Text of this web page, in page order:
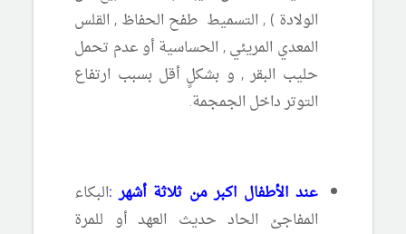
الولادة ) , التسميط طفح الحفاظ , القلس
المعدي المريئي , الحساسية أو عدم تحمل
حليب البقر , و بشكلٍ أقل بسبب ارتفاع
التوتر داخل الجمجمة.
عند الأطفال اكبر من ثلاثة أشهر :البكاء
المفاجئ الحاد حديث العهد أو للمرة